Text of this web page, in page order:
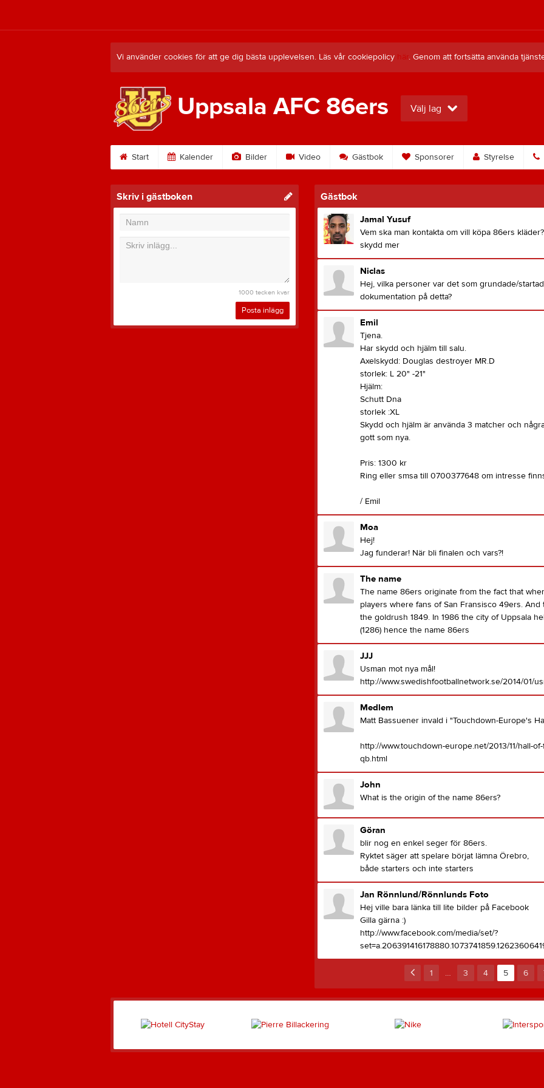
Vi använder cookies för att ge dig bästa upplevelsen. Läs vår cookiepolicy här. Genom att fortsätta använda
Uppsala AFC 86ers Välj lag
Start Kalender Bilder Video Gästbok Sponsorer Styrelse
Skriv i gästboken
1000 tecken kvar
Posta inlägg
Gästbok
Jamal Yusuf
Vem ska man kontakta om vill köpa 86ers
skydd mer
Niclas
Hej, vilka personer var det som grundade/
dokumentation på detta?
Emil
Tjena.
Har skydd och hjälm till salu.
Axelskydd: Douglas destroyer MR.D
storlek: L 20" -21"
Hjälm:
Schutt Dna
storlek :XL
Skydd och hjälm är använda 3 matcher och
gott som nya.
Pris: 1300 kr
Ring eller smsa till 0700377648 om intresse
/ Emil
Moa
Hej!
Jag funderar! När bli finalen och vars?!
The name
The name 86ers originate from the fact that
players where fans of San Fransisco 49ers.
the goldrush 1849. In 1986 the city of Uppsala
(1286) hence the name 86ers
JJJ
Usman mot nya mål!
http://www.swedishfootballnetwork.se/2014/01/
Medlem
Matt Bassuener invald i "Touchdown-Europe's
http://www.touchdown-europe.net/2013/11/hall-
qb.html
John
What is the origin of the name 86ers?
Göran
blir nog en enkel seger för 86ers.
Ryktet säger att spelare börjat lämna Örebro,
både starters och inte starters
Jan Rönnlund/Rönnlunds Foto
Hej ville bara länka till lite bilder på Facebook
Gilla gärna :)
http://www.facebook.com/media/set/?
1 … 3 4 5 6